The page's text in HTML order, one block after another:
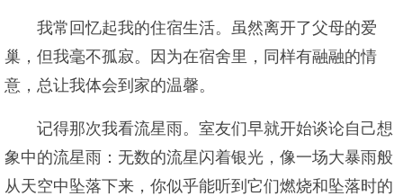
我常回忆起我的住宿生活。虽然离开了父母的爱
巢，但我毫不孤寂。因为在宿舍里，同样有融融的情
意，总让我体会到家的温馨。
记得那次我看流星雨。室友们早就开始谈论自己想
象中的流星雨：无数的流星闪着银光，像一场大暴雨般
从天空中坠落下来，你似乎能听到它们燃烧和坠落时的